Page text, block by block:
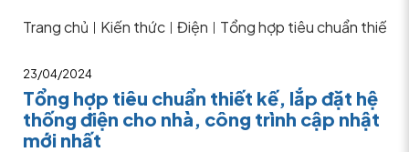
Trang chủ Kiến thức Điện Tổng hợp tiêu chuẩn thiết
23/04/2024
Tổng hợp tiêu chuẩn thiết kế, lắp đặt hệ
thống điện cho nhà, công trình cập nhật
mới nhất